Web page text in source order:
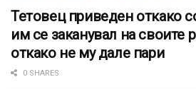
Тетовец приведен откако
им се заканувал на своите
откако не му дале пари
0 SHARES